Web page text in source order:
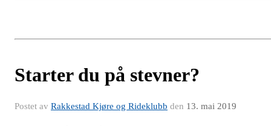
Starter du på stevner?
Postet av Rakkestad Kjøre og Rideklubb den 13. mai 2019